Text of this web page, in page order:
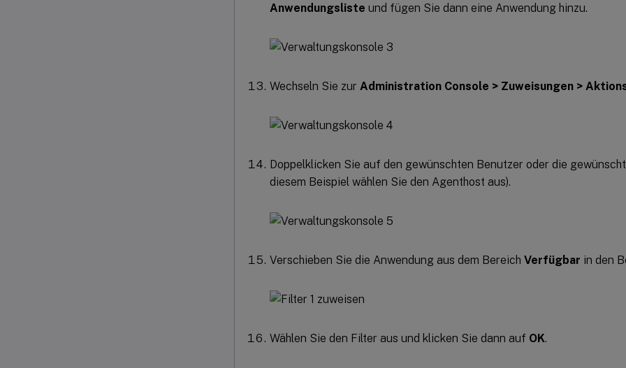
Anwendungsliste und fügen Sie dann eine Anwendung hinzu.
Wechseln Sie zur Administration Console > Zuweisungen >
Doppelklicken Sie auf den gewünschten Benutzer oder die
diesem Beispiel wählen Sie den Agenthost aus).
Verschieben Sie die Anwendung aus dem Bereich Verfügbar in den
Wählen Sie den Filter aus und klicken Sie dann auf OK.